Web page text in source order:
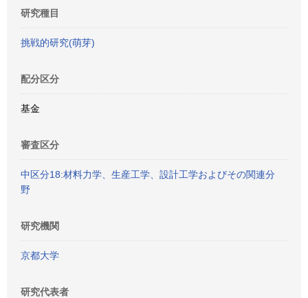
研究種目
挑戦的研究(萌芽)
配分区分
基金
審査区分
中区分18:材料力学、生産工学、設計工学およびその関連分
野
研究機関
京都大学
研究代表者